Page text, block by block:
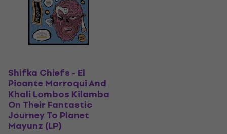
Shifka Chiefs - El
Picante Marroqui And
Khali Lombos Kilamba
On Their Fantastic
Journey To Planet
Mayunz (LP)